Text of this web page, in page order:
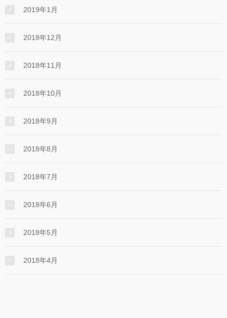
2019年1月
2018年12月
2018年11月
2018年10月
2018年9月
2018年8月
2018年7月
2018年6月
2018年5月
2018年4月